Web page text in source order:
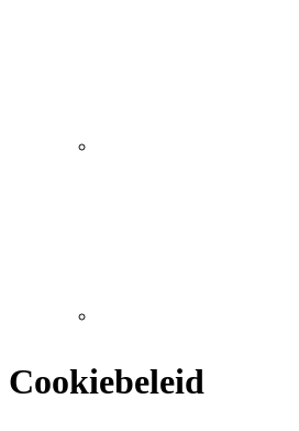
Cookiebeleid